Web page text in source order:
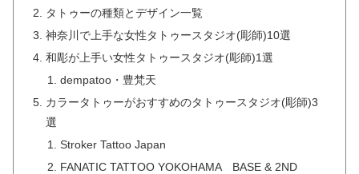
タトゥーの種類とデザイン一覧
神奈川で上手な女性タトゥースタジオ(彫師)10選
和彫が上手い女性タトゥースタジオ(彫師)1選
dempatoo・豊梵天
カラータトゥーがおすすめのタトゥースタジオ(彫師)3
選
Stroker Tattoo Japan
FANATIC TATTOO YOKOHAMA BASE & 2ND